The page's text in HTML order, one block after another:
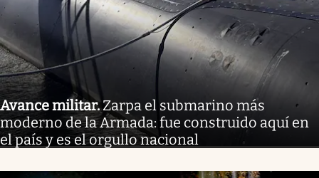
Avance militar.Zarpa el submarino más
moderno de la Armada: fue construido aquí en
el país y es el orgullo nacional